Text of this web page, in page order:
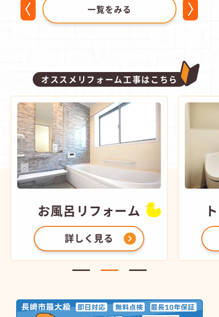
一覧をみる
オススメリフォーム工事はこちら
お風呂 リフォーム
詳しく見る